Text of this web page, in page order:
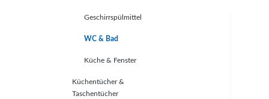
Geschirrspülmittel
WC & Bad
Küche & Fenster
Küchentücher &
Taschentücher